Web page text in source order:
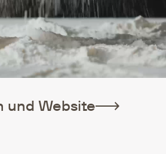
und Website